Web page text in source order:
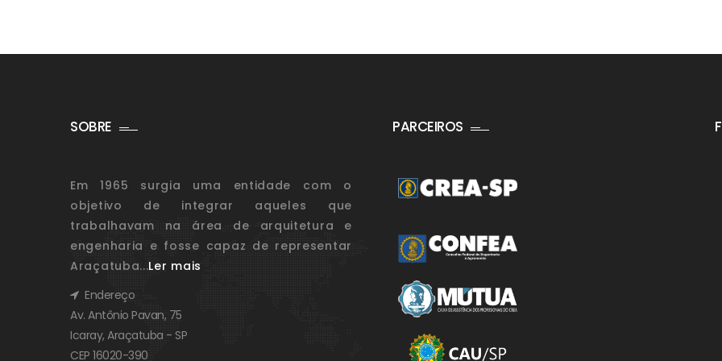
SOBRE
Em 1965 surgia uma entidade com o
objetivo de integrar aqueles que
trabalhavam na área de arquitetura e
engenharia e fosse capaz de representar
Araçatuba...Ler mais
Endereço
Av. Antônio Pavan, 75
Icaray, Araçatuba - SP
CEP 16020-390
PARCEIROS